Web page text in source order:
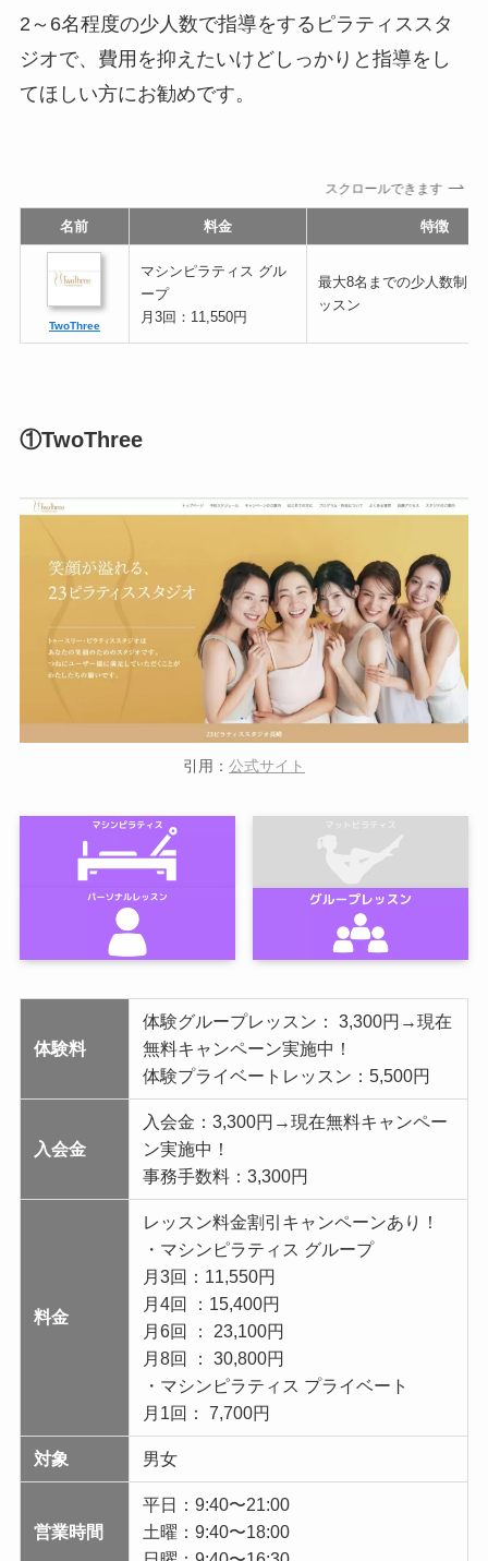
2～6名程度の少人数で指導をするピラティススタ
ジオで、費用を抑えたいけどしっかりと指導をし
てほしい方にお勧めです。
スクロールできます
名前 料金 特徴
TwoThree
マシンピラティス グル
ープ
月3回：11,550円
最大8名までの少人数制グ
ッスン
①TwoThree
引用： 公式サイト
体験料
体験グループレッスン： 3,300円→現在
無料キャンペーン実施中！
体験プライベートレッスン：5,500円
入会金
入会金：3,300円→現在無料キャンペー
ン実施中！
事務手数料：3,300円
料金
レッスン料金割引キャンペーンあり！
・マシンピラティス グループ
月3回：11,550円
月4回 ：15,400円
月6回 ： 23,100円
月8回 ： 30,800円
・マシンピラティス プライベート
月1回： 7,700円
対象 男女
営業時間
平日：9:40〜21:00
土曜：9:40〜18:00